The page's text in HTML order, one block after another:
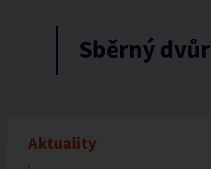
Sběrný dvůr
Aktuality